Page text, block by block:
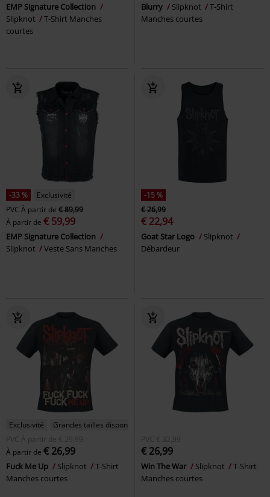
EMP Signature Collection
Slipknot
T-Shirt Manches
courtes
Blurry Slipknot
T-Shirt
Manches courtes
-33 %
Exclusivité
PVC À partir de € 89,99
À partir de € 59,99
EMP Signature Collection
Slipknot
Veste Sans Manches
-15 %
€ 26,99
€ 22,94
Goat Star Logo
Slipknot
Débardeur
Exclusivité
Grandes tailles disponibles
PVC
À partir de € 29,99
À partir de € 26,99
Fuck Me Up Slipknot
T-Shirt
Manches courtes
PVC € 32,99
€ 26,99
Win The War Slipknot
T-Shirt
Manches courtes